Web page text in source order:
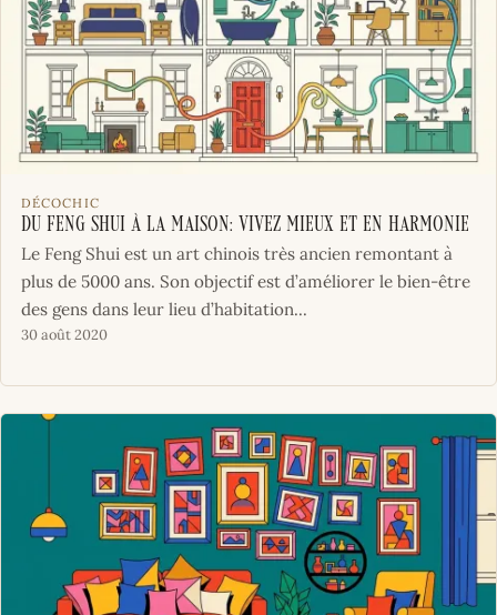
DÉCOCHIC
Du Feng Shui à la maison: vivez mieux et en harmonie
Le Feng Shui est un art chinois très ancien remontant à
plus de 5000 ans. Son objectif est d’améliorer le bien-être
des gens dans leur lieu d’habitation...
30 août 2020